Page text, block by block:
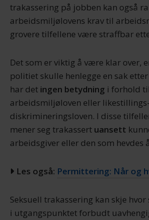
trakassering på jobben kan også
arbeidsmiljølovens krav til
grovere tilfellene være straffbar
Det som er viktig å være klar over,
politiet skulle henlegge en sak
har det ingen betydning i forhold til
arbeidsmiljøloven eller
diskrimineringsloven. I disse
mener seg trakassert uansett
arbeidsgiver eller den som hevdes
Les også: Permittering: Når og
Seksuell trakassering kan skje hvor
i utgangspunktet forbudt